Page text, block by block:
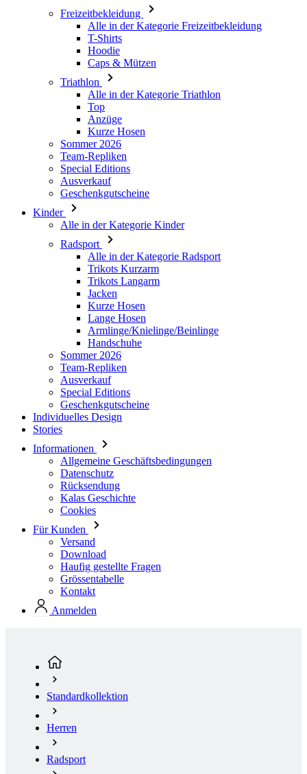
Caps & Mützen
Triathlon
Alle in der Kategorie Triathlon
Top
Anzüge
Kurze Hosen
Sommer 2026
Team-Repliken
Special Editions
Ausverkauf
Geschenkgutscheine
Kinder
Alle in der Kategorie Kinder
Radsport
Alle in der Kategorie Radsport
Trikots Langarm
Jacken
Kurze Hosen
Lange Hosen
Armlinge/Knielinge/Beinlinge
Handschuhe
Sommer 2026
Team-Repliken
Ausverkauf
Special Editions
Geschenkgutscheine
Individuelles Design
Stories
Informationen
Allgemeine Geschäftsbedingungen
Datenschutz
Rücksendung
Kalas Geschichte
Cookies
Für Kunden
Versand
Download
Haufig gestellte Fragen
Grössentabelle
Kontakt
Anmelden
Herren
Radsport
Einteiler
Herren Kurzarm Rennanzug | FEARLESSLY Z6